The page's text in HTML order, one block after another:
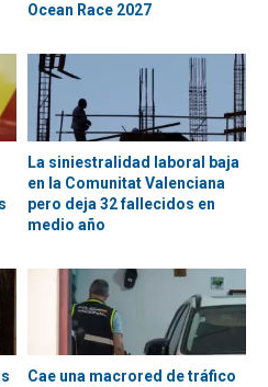
Ocean Race 2027
La siniestralidad laboral baja
en la Comunitat Valenciana
pero deja 32 fallecidos en
medio año
Cae una macrored de tráfico